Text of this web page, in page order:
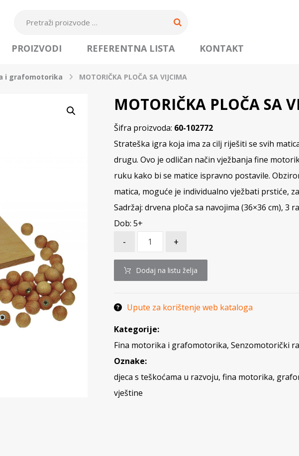
PROIZVODI REFERENTNA LISTA KONTAKT
i grafomotorika MOTORIČKA PLOČA SA VIJCIMA
MOTORIČKA PLOČA SA
Šifra proizvoda: 60-102772
Strateška igra koja ima za cilj riješiti se svih
drugu. Ovo je odličan način vježbanja fine
ruku kako bi se matice ispravno postavile.
matica, moguće je individualno vježbati prstiće,
Sadržaj: drvena ploča sa navojima (36×36 cm), 3
Dob: 5+
- +
Dodaj na listu želja
Upute za korištenje web kataloga
Kategorije:
Fina motorika i grafomotorika, Senzomotorički
Oznake:
djeca s teškoćama u razvoju, fina motorika,
vještine